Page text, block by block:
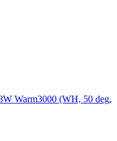
Warm3000 (WH, 50 deg,